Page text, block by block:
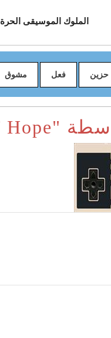
الملوك الموسيقى الحرة
مشوق فعل حزين